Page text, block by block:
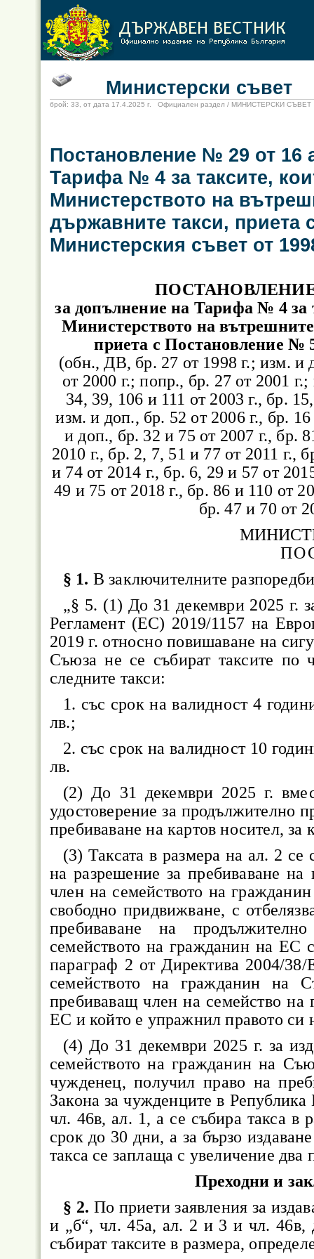
Министерски съвет
брой: 33, от дата 17.4.2025 г. Официален раздел / МИНИСТЕРСКИ СЪВЕТ
Постановление № 29 от 16
Тарифа № 4 за таксите,
Министерството на
държавните такси,
Министерския съвет от
ПОСТАНОВЛЕНИЕ
за допълнение на Тарифа № 4 за
Министерството на
приета с Постановление №
(обн., ДВ, бр. 27 от 1998 г.; изм. и
от 2000 г.; попр., бр. 27 от 2001
34, 39, 106 и 111 от 2003 г., бр.
изм. и доп., бр. 52 от 2006 г., бр.
и доп., бр. 32 и 75 от 2007 г., бр.
2010 г., бр. 2, 7, 51 и 77 от 2011 г.,
и 74 от 2014 г., бр. 6, 29 и 57 от
49 и 75 от 2018 г., бр. 86 и 110 от
бр. 47 и 70 от
§ 1. В заключителните
„§ 5. (1) До 31 декември 2025 г.
Регламент (ЕС) 2019/1157 на
2019 г. относно повишаване на
Съюза не се събират таксите по
следните такси:
1. със срок на валидност 4
лв.;
2. със срок на валидност 10
лв.
(2) До 31 декември 2025 г.
удостоверение за продължително
пребиваване на картов носител, за
(3) Таксата в размера на ал. 2 се
на разрешение за пребиваване
член на семейството на
свободно придвижване, с
пребиваване на
семейството на гражданин на ЕС
параграф 2 от Директива 2004/
семейството на гражданин на
пребиваващ член на семейство
ЕС и който е упражнил правото си
(4) До 31 декември 2025 г. за
семейството на гражданин на
чужденец, получил право на
Закона за чужденците в Република
чл. 46в, ал. 1, а се събира такса в
срок до 30 дни, а за бързо
такса се заплаща с увеличение два
Преходни и
§ 2. По приети заявления за
и „б“, чл. 45а, ал. 2 и 3 и чл. 46в,
събират таксите в размера,